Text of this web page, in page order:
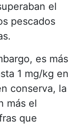
el
pescados
es más
1 mg/kg en
conserva, la
más el
que